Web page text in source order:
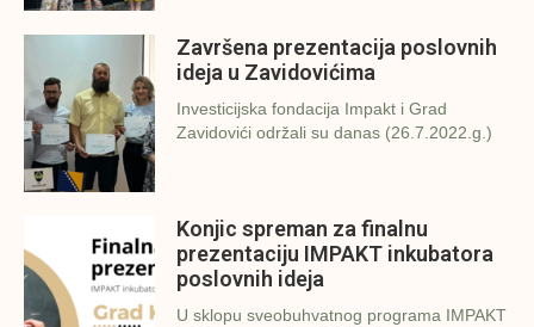
Završena prezentacija poslovnih
ideja u Zavidovićima
Investicijska fondacija Impakt i Grad
Zavidovići održali su danas (26.7.2022.g.)
Konjic spreman za finalnu
prezentaciju IMPAKT inkubatora
poslovnih ideja
U sklopu sveobuhvatnog programa IMPAKT